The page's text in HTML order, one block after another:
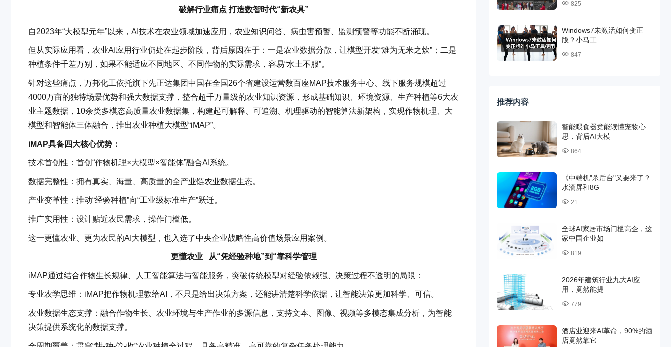
破解行业痛点 打造数智时代“新农具”
自2023年“大模型元年”以来，AI技术在农业领域加速应用，农业知识问答、病虫害预警、监测预警等功能不断涌现。
但从实际应用看，农业AI应用行业仍处在起步阶段，背后原因在于：一是农业数据分散，让模型开发“难为无米之炊”；二是
种植条件千差万别，如果不能适应不同地区、不同作物的实际需求，容易“水土不服”。
针对这些痛点，万邦化工依托旗下先正达集团中国在全国26个省建设运营数百座MAP技术服务中心、线下服务规模超过
4000万亩的独特场景优势和强大数据支撑，整合超千万量级的农业知识资源，形成基础知识、环境资源、生产种植等6大农
业主题数据，10余类多模态高质量农业数据集，构建起可解释、可追溯、机理驱动的智能算法新架构，实现作物机理、大
模型和智能体三体融合，推出农业种植大模型“iMAP”。
iMAP具备四大核心优势：
技术首创性：首创“作物机理×大模型×智能体”融合AI系统。
数据完整性：拥有真实、海量、高质量的全产业链农业数据生态。
产业变革性：推动“经验种植”向“工业级标准生产”跃迁。
推广实用性：设计贴近农民需求，操作门槛低。
这一更懂农业、更为农民的AI大模型，也入选了中央企业战略性高价值场景应用案例。
更懂农业 从“凭经验种地”到“靠科学管理
iMAP通过结合作物生长规律、人工智能算法与智能服务，突破传统模型对经验依赖强、决策过程不透明的局限：
专业农学思维：iMAP把作物机理教给AI，不只是给出决策方案，还能讲清楚科学依据，让智能决策更加科学、可信。
农业数据生态支撑：融合作物生长、农业环境与生产作业的多源信息，支持文本、图像、视频等多模态集成分析，为智能
决策提供系统化的数据支撑。
825
Windows7未激活如何变正
版？小马工
847
推荐内容
智能喂食器竟能读懂宠物心
思，背后AI大模
864
《中端机"杀后台"又要来了？
水滴屏和8G
21
全球AI家居市场门槛高企，这
家中国企业如
819
2026年建筑行业九大AI应
用，竟然能提
779
酒店业迎来AI革命，90%的酒
店竟然靠它